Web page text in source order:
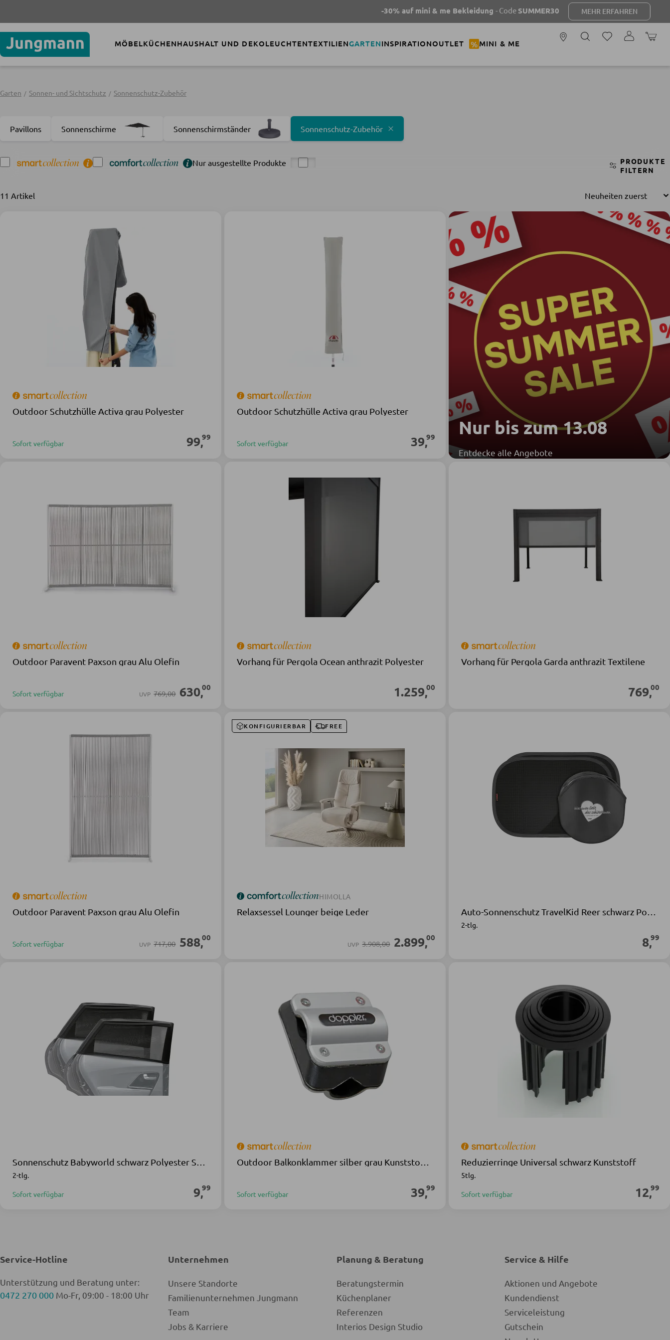
-30% auf mini & me Bekleidung- CodeSUMMER30 MEHR ERFAHREN
MÖBELKÜCHENHAUSHALT UND DEKOLEUCHTENTEXTILIENGARTENINSPIRATIONOUTLET % MINI & ME
Garten Sonnen- und Sichtschutz Sonnenschutz-Zubehör
Pavillons Sonnenschirme Sonnenschirmständer Sonnenschutz-Zubehör
PRODUKTE
FILTERN
Nur ausgestellte Produkte
11 Artikel
Nur bis zum 13.08
Entdecke alle Angebote
Outdoor Schutzhülle Activa grau Polyester
Sofort verfügbar 99,99
Outdoor Schutzhülle Activa grau Polyester
Sofort verfügbar 39,99
Outdoor Paravent Paxson grau Alu Olefin
Sofort verfügbar UVP 769,00 630,00
Vorhang für Pergola Ocean anthrazit Polyester
1.259,00
Vorhang für Pergola Garda anthrazit Textilene
769,00
Outdoor Paravent Paxson grau Alu Olefin
Sofort verfügbar UVP 717,00 588,00
KONFIGURIERBAR FREE
HIMOLLA
Relaxsessel Lounger beige Leder
UVP 3.908,00 2.899,00
2-tlg.
8,99
2-tlg.
Sofort verfügbar 9,99
Sofort verfügbar 39,99
Reduzierringe Universal schwarz Kunststoff
5tlg.
Sofort verfügbar 12,99
Service-Hotline
Unterstützung und Beratung unter:
0472 270 000 Mo-Fr, 09:00 - 18:00 Uhr
Unternehmen
Unsere Standorte
Familienunternehmen Jungmann
Team
Jobs & Karriere
Planung & Beratung
Beratungstermin
Küchenplaner
Referenzen
Interios Design Studio
Service & Hilfe
Aktionen und Angebote
Kundendienst
Serviceleistung
Gutschein